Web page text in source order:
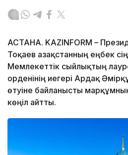
АСТАНА. KAZINFORM –
Тоқаев Қазақстанның еңбек
Мемлекеттік сыйлықтың
орденінің иегері Ардақ
өтуіне байланысты
көңіл айтты.